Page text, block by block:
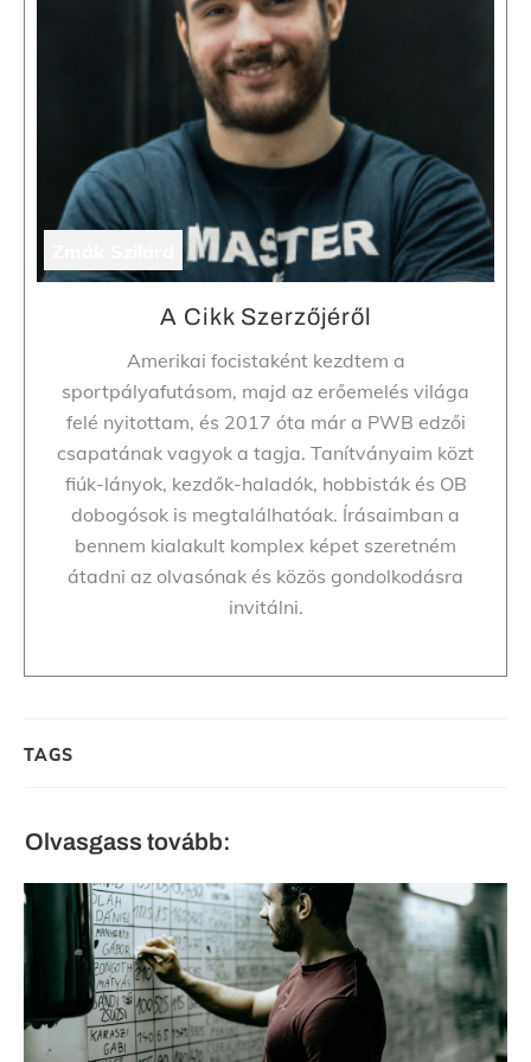
A Cikk Szerzőjéről
Amerikai focistaként kezdtem a
sportpályafutásom, majd az erőemelés világa
felé nyitottam, és 2017 óta már a PWB edzői
csapatának vagyok a tagja. Tanítványaim közt
fiúk-lányok, kezdők-haladók, hobbisták és OB
dobogósok is megtalálhatóak. Írásaimban a
bennem kialakult komplex képet szeretném
átadni az olvasónak és közös gondolkodásra
invitálni.
TAGS
Olvasgass tovább: